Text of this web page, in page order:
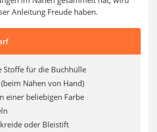
Anleitung Freude haben.
Stoffe für die Buchhülle
Nähen von Hand)
einer beliebigen Farbe
oder Bleistift